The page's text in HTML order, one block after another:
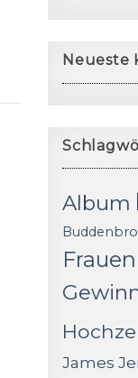
Neueste
Album
Frauen
James